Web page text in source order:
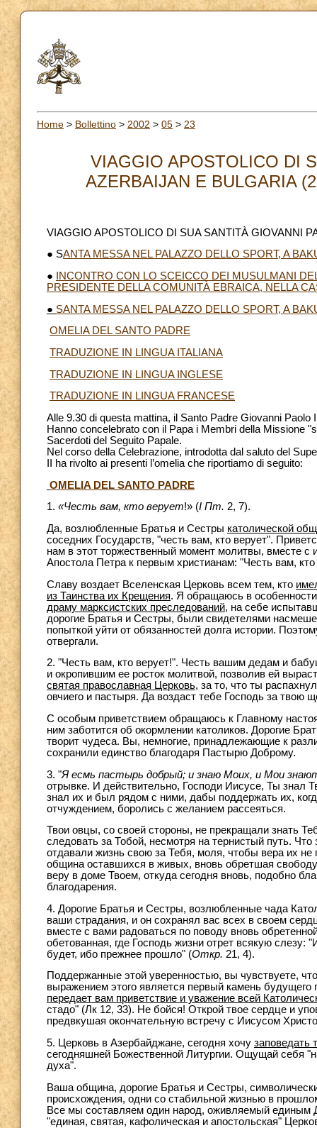
Home > Bollettino > 2002 > 05 > 23
VIAGGIO APOSTOLICO DI
AZERBAIJAN E BULGARIA
VIAGGIO APOSTOLICO DI SUA SANTITÀ GIOVANNI
● SANTA MESSA NEL PALAZZO DELLO SPORT, A
●
INCONTRO CON LO SCEICCO DEI MUSULMANI
PRESIDENTE DELLA COMUNITÀ EBRAICA, NELLA
● SANTA MESSA NEL PALAZZO DELLO SPORT, A
OMELIA DEL SANTO PADRE
TRADUZIONE IN LINGUA ITALIANA
TRADUZIONE IN LINGUA INGLESE
TRADUZIONE IN LINGUA FRANCESE
Alle 9.30 di questa mattina, il Santo Padre Giovanni
Hanno concelebrato con il Papa i Membri della Missione
Sacerdoti del Seguito Papale.
Nel corso della Celebrazione, introdotta dal saluto del
II ha rivolto ai presenti l’omelia che riportiamo di seguito:
OMELIA DEL SANTO PADRE
1. «Честь вам, кто верует!» (I Пт. 2, 7).
Да, возлюбленные Братья и Сестры католической
соседних Государств, "честь вам, кто верует".
нам в этот торжественный момент молитвы, вместе
Апостола Петра к первым христианам: "Честь вам, кто
Славу воздает Вселенская Церковь всем тем, кто
из Таинства их Крещения. Я обращаюсь в
драму марксистских преследований, на себе
дорогие Братья и Сестры, были свидетелями
попыткой уйти от обязанностей долга истории.
отвергали.
2. "Честь вам, кто верует!". Честь вашим дедам и
и окропившим ее росток молитвой, позволив ей
святая православная Церковь, за то, что ты
овчиего и пастыря. Да воздаст тебе Господь за твою
С особым приветствием обращаюсь к Главному
ним заботится об окормлении католиков. Дорогие
творит чудеса. Вы, немногие, принадлежающие к
сохранили единство благодаря Пастырю Доброму.
3. "Я есмь пастырь добрый; и знаю Моих, и Мои
отрывке. И действительно, Господи Иисусе, Ты знал
знал их и был рядом с ними, дабы поддержать их,
отчуждением, боролись с желанием рассеяться.
Твои овцы, со своей стороны, не прекращали знать
следовать за Тобой, несмотря на тернистый путь.
отдавали жизнь свою за Тебя, моля, чтобы вера их не
община оставшихся в живых, вновь обретшая
веру в доме Твоем, откуда сегодня вновь, подобно
благодарения.
4. Дорогие Братья и Сестры, возлюбленные чада
ваши страдания, и он сохранял вас всех в своем
вместе с вами радоваться по поводу вновь
обетованная, где Господь жизни отрет всякую
будет, ибо прежнее прошло" (Откр. 21, 4).
Поддержанные этой уверенностью, вы чувствуете,
выражением этого является первый камень
передает вам приветствие и уважение всей
стадо" (Лк 12, 33). Не бойся! Открой твое сердце и
предвкушая окончательную встречу с Иисусом
5. Церковь в Азербайджане, сегодня хочу заповедать
сегодняшней Божественной Литургии. Ощущай себя
духа".
Ваша община, дорогие Братья и Сестры,
происхождения, одни со стабильной жизнью в
Все мы составляем один народ, оживляемый единым
"единая, святая, кафолическая и апостольская"